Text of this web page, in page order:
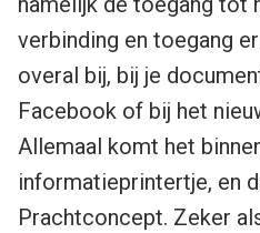
verbinding en toegang
overal bij, bij je
Facebook of bij het
Allemaal komt het
informatieprintertje, en
Prachtconcept. Zeker